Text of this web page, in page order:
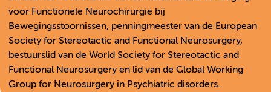
voor Functionele Neurochirurgie bij
Bewegingsstoornissen, penningmeester van de European
Society for Stereotactic and Functional Neurosurgery,
bestuurslid van de World Society for Stereotactic and
Functional Neurosurgery en lid van de Global Working
Group for Neurosurgery in Psychiatric disorders.